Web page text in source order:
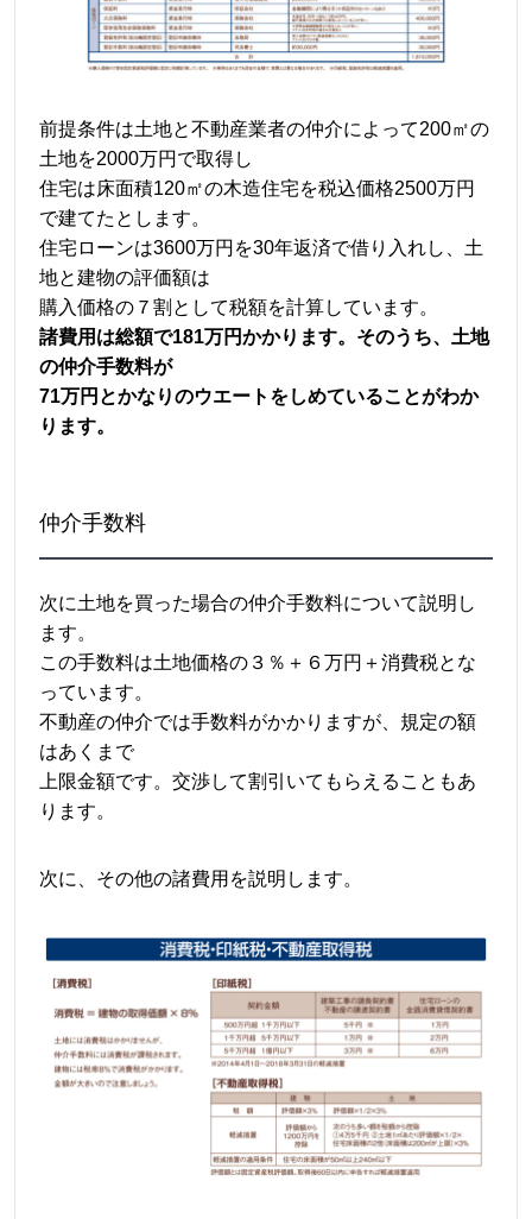
前提条件は土地と不動産業者の仲介によって200㎡の
土地を2000万円で取得し
住宅は床面積120㎡の木造住宅を税込価格2500万円
で建てたとします。
住宅ローンは3600万円を30年返済で借り入れし、土
地と建物の評価額は
購入価格の７割として税額を計算しています。
諸費用は総額で181万円かかります。そのうち、土地
の仲介手数料が
71万円とかなりのウエートをしめていることがわか
ります。
仲介手数料
次に土地を買った場合の仲介手数料について説明し
ます。
この手数料は土地価格の３％＋６万円＋消費税とな
っています。
不動産の仲介では手数料がかかりますが、規定の額
はあくまで
上限金額です。交渉して割引いてもらえることもあ
ります。
次に、その他の諸費用を説明します。